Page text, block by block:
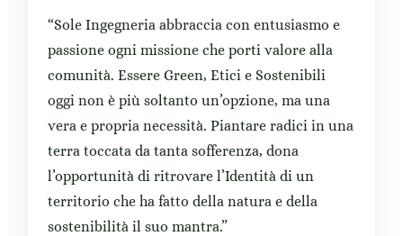
“Sole Ingegneria abbraccia con entusiasmo e
passione ogni missione che porti valore alla
comunità. Essere Green, Etici e Sostenibili
oggi non è più soltanto un’opzione, ma una
vera e propria necessità. Piantare radici in una
terra toccata da tanta sofferenza, dona
l’opportunità di ritrovare l’Identità di un
territorio che ha fatto della natura e della
sostenibilità il suo mantra.”